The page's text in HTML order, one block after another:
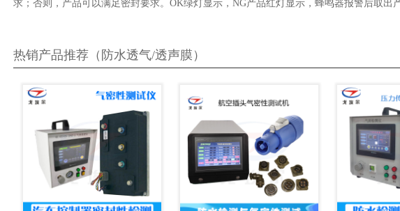
求；否则，产品可以满足密封要求。OK绿灯显示，NG产品红灯显示，蜂鸣器报警后取出产
热销产品推荐（防水透气/透声膜）